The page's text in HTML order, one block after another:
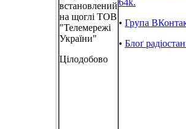
встановлений
на щоглі ТОВ
"Телемережі
України"
Цілодобово
64k.
• Група
• Блоґ